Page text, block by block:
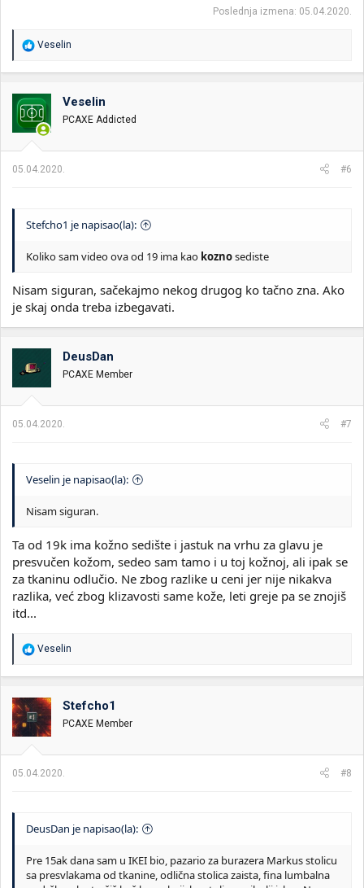
Poslednja izmena: 05.04.2020.
R
a
o
v
a
n
:
Veselin
Veselin
PCAXE Addicted
05.04.2020. #6
Stefcho1 je napisao(la):
Koliko sam video ova od 19 ima kao koznosediste
Nisam siguran, sačekajmo nekog drugog ko tačno zna. Ako
je skaj onda treba izbegavati.
DeusDan
PCAXE Member
05.04.2020. #7
Veselin je napisao(la):
Nisam siguran.
Ta od 19k ima kožno sedište i jastuk na vrhu za glavu je
presvučen kožom, sedeo sam tamo i u toj kožnoj, ali ipak se
za tkaninu odlučio. Ne zbog razlike u ceni jer nije nikakva
razlika, već zbog klizavosti same kože, leti greje pa se znojiš
itd...
R
a
o
v
a
n
:
Veselin
Stefcho1
PCAXE Member
05.04.2020. #8
DeusDan je napisao(la):
Pre 15ak dana sam u IKEI bio, pazario za burazera Markus stolicu
sa presvlakama od tkanine, odlična stolica zaista, fina lumbalna